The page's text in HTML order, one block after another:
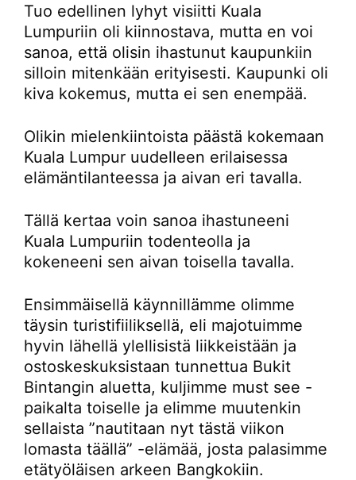
Tuo edellinen lyhyt visiitti Kuala
Lumpuriin oli kiinnostava, mutta en voi
sanoa, että olisin ihastunut kaupunkiin
silloin mitenkään erityisesti. Kaupunki oli
kiva kokemus, mutta ei sen enempää.
Olikin mielenkiintoista päästä kokemaan
Kuala Lumpur uudelleen erilaisessa
elämäntilanteessa ja aivan eri tavalla.
Tällä kertaa voin sanoa ihastuneeni
Kuala Lumpuriin todenteolla ja
kokeneeni sen aivan toisella tavalla.
Ensimmäisellä käynnillämme olimme
täysin turistifiiliksellä, eli majotuimme
hyvin lähellä ylellisistä liikkeistään ja
ostoskeskuksistaan tunnettua Bukit
Bintangin aluetta, kuljimme must see -
paikalta toiselle ja elimme muutenkin
sellaista ”nautitaan nyt tästä viikon
lomasta täällä” -elämää, josta palasimme
etätyöläisen arkeen Bangkokiin.